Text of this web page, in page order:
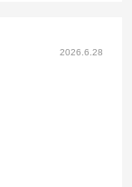
2026.6.28